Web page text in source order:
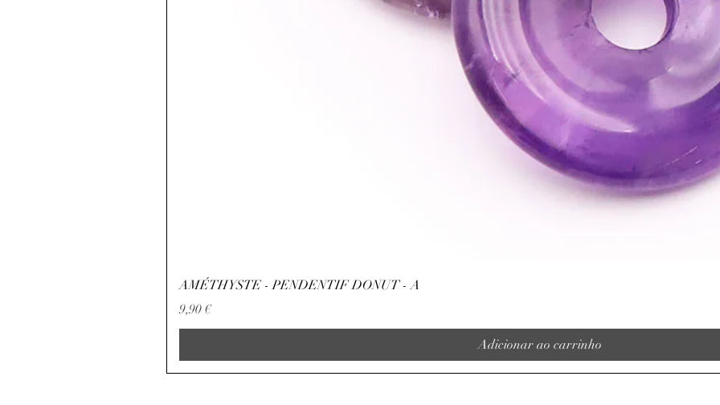
AMÉTHYSTE - PENDENTIF DONUT - A
Preço
9,90 €
Adicionar ao carrinho